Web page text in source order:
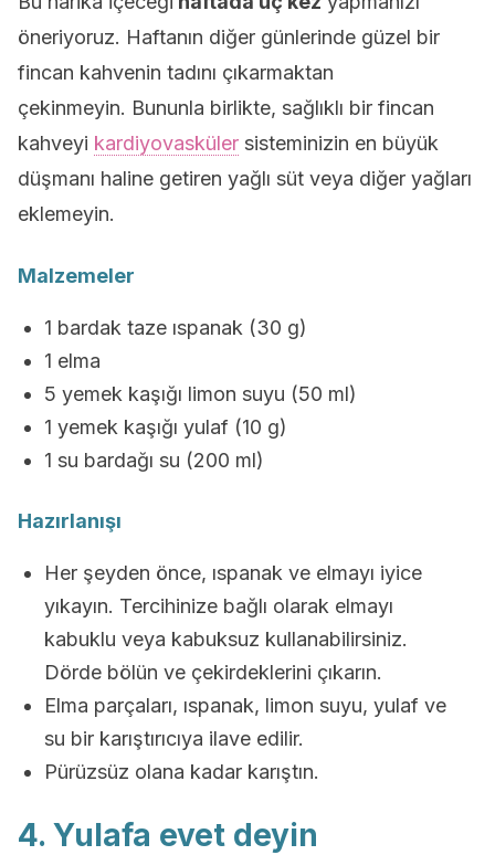
öneriyoruz. Haftanın diğer günlerinde güzel bir
fincan kahvenin tadını çıkarmaktan
çekinmeyin. Bununla birlikte, sağlıklı bir fincan
kahveyi kardiyovasküler sisteminizin en büyük
düşmanı haline getiren yağlı süt veya diğer yağları
eklemeyin.
Malzemeler
1 bardak taze ıspanak (30 g)
1 elma
5 yemek kaşığı limon suyu (50 ml)
1 yemek kaşığı yulaf (10 g)
1 su bardağı su (200 ml)
Hazırlanışı
Her şeyden önce, ıspanak ve elmayı iyice
yıkayın. Tercihinize bağlı olarak elmayı
kabuklu veya kabuksuz kullanabilirsiniz.
Dörde bölün ve çekirdeklerini çıkarın.
Elma parçaları, ıspanak, limon suyu, yulaf ve
su bir karıştırıcıya ilave edilir.
Pürüzsüz olana kadar karıştın.
4. Yulafa evet deyin